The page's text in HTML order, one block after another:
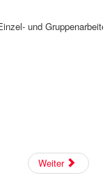
und
Weiter